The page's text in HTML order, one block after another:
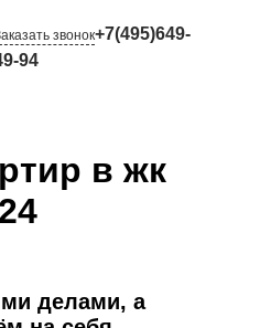
звонок+7(495)649-
94
в жк
делами, а